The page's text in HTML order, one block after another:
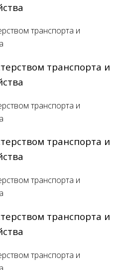
транспорта и
транспорта и
транспорта и